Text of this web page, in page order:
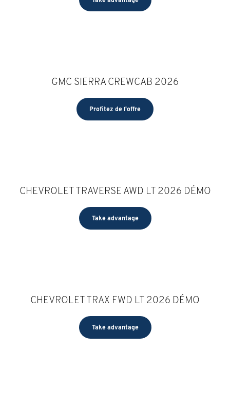
GMC SIERRA CREWCAB 2026
Profitez de l'offre
CHEVROLET TRAVERSE AWD LT 2026 DÉMO
Take advantage
CHEVROLET TRAX FWD LT 2026 DÉMO
Take advantage